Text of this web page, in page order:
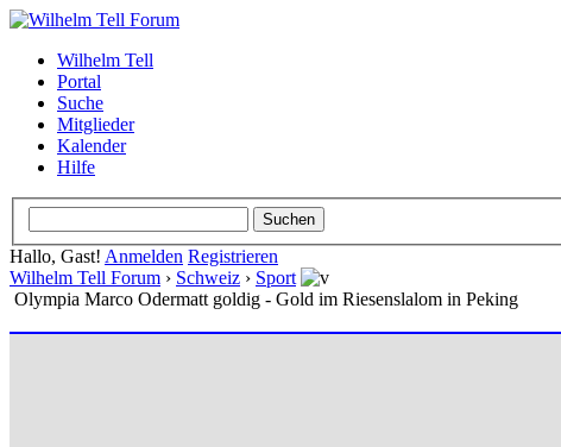
Wilhelm Tell
Portal
Suche
Mitglieder
Kalender
Hilfe
Hallo, Gast! Anmelden Registrieren
Wilhelm Tell Forum › Schweiz › Sport
Olympia Marco Odermatt goldig - Gold im Riesenslalom in Peking